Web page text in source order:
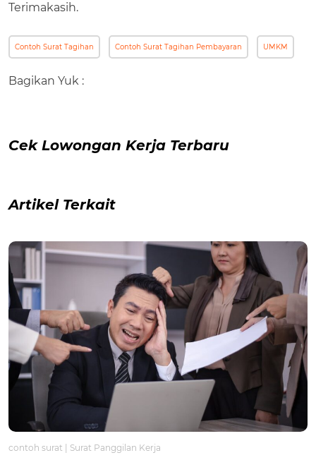
Terimakasih.
Contoh Surat Tagihan Contoh Surat Tagihan Pembayaran UMKM
Bagikan Yuk :
Cek Lowongan Kerja Terbaru
Artikel Terkait
contoh surat Surat Panggilan Kerja